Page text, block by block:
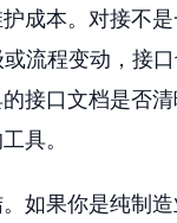
成本。对接不是
流程变动，接
接口文档是否
具。
如果你是纯制